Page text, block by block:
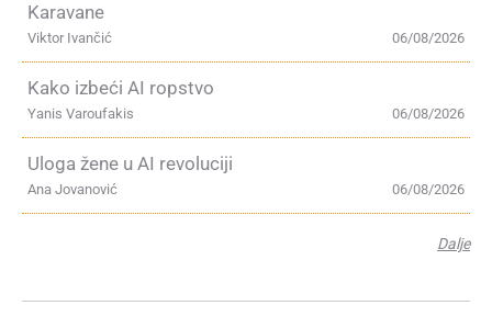
Karavane
06/08/2026
Viktor Ivančić
Kako izbeći AI ropstvo
06/08/2026
Yanis Varoufakis
Uloga žene u AI revoluciji
06/08/2026
Ana Jovanović
Dalje